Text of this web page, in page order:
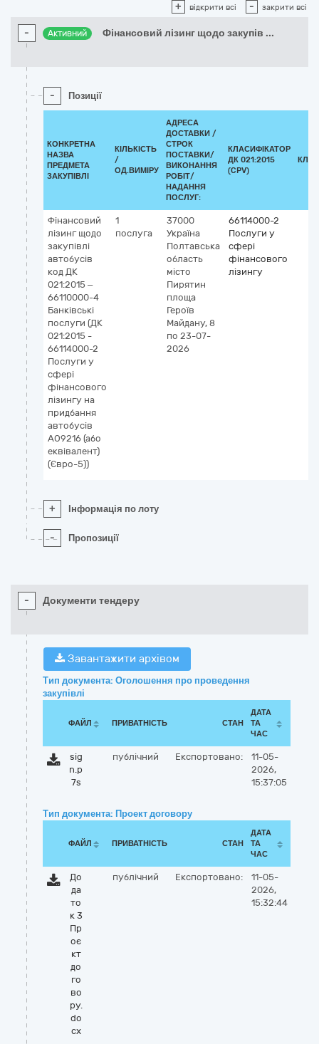
+ відкрити всі - закрити всі
- Активний Фінансовий лізинг щодо закупів ...
- Позиції
КОНКРЕТНА
НАЗВА
ПРЕДМЕТА
ЗАКУПІВЛІ
КІЛЬКІСТЬ
/
ОД.ВИМІРУ
АДРЕСА
ДОСТАВКИ /
СТРОК
ПОСТАВКИ/
ВИКОНАННЯ
РОБІТ/
НАДАННЯ
ПОСЛУГ:
КЛАСИФІКАТОР
ДК 021:2015
(CPV)
Фінансовий
лізинг щодо
закупівлі
автобусів
код ДК
021:2015 –
66110000-4
Банківські
послуги (ДК
021:2015 -
66114000-2
Послуги у
сфері
фінансового
лізингу на
придбання
автобусів
АО9216 (або
еквівалент)
(Євро-5))
1
послуга
37000
Україна
Полтавська
область
місто
Пирятин
площа
Героїв
Майдану, 8
по 23-07-
2026
66114000-2
Послуги у
сфері
фінансового
лізингу
+ Інформація по лоту
- Пропозиції
- Документи тендеру
Завантажити архівом
Тип документа: Оголошення про проведення
закупівлі
ФАЙЛ ПРИВАТНІСТЬ СТАН
ДАТА
ТА
ЧАС
sig
n.p
7s
публічний Експортовано:
11-05-
2026,
15:37:05
Тип документа: Проект договору
ФАЙЛ ПРИВАТНІСТЬ СТАН
ДАТА
ТА
ЧАС
До
да
то
к 3
Пр
оє
кт
до
го
во
ру.
do
cx
публічний Експортовано:
11-05-
2026,
15:32:44